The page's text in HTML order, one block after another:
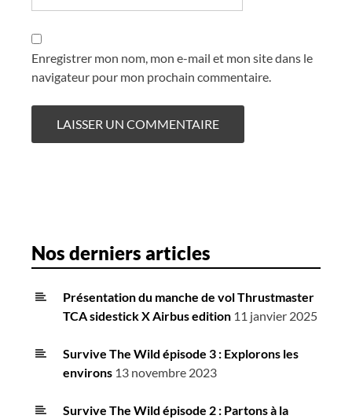
Enregistrer mon nom, mon e-mail et mon site dans le
navigateur pour mon prochain commentaire.
Nos derniers articles
Présentation du manche de vol Thrustmaster
TCA sidestick X Airbus edition 11 janvier 2025
Survive The Wild épisode 3 : Explorons les
environs 13 novembre 2023
Survive The Wild épisode 2 : Partons à la